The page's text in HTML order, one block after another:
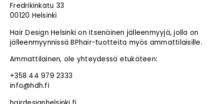
Fredrikinkatu 33
00120 Helsinki
Hair Design Helsinki on itsenäinen jälleenmyyjä, jolla on
jälleenmyynnissä BPhair-tuotteita myös ammattilaisille.
Ammattilainen, ole yhteydessä etukäteen:
+358 44 979 2333
info@hdh.fi